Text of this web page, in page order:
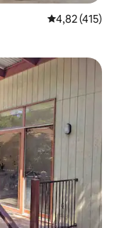
Évaluation
4,82 (415)